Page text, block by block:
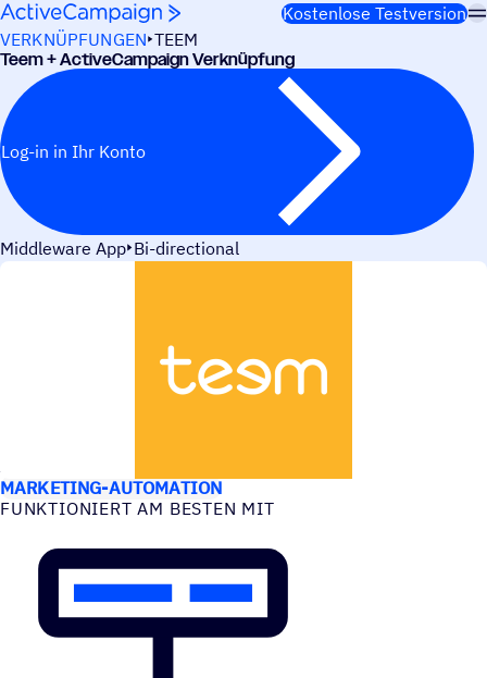
Weiter zum Inhalt
Kostenlose Testversion
VERKNÜPFUNGEN TEEM
Teem + ActiveCampaign Verknüpfung
Log-in in Ihr Konto
Middleware App Bi-directional
MARKETING-AUTOMATION
FUNK­TIO­NIERT AM BESTEN MIT